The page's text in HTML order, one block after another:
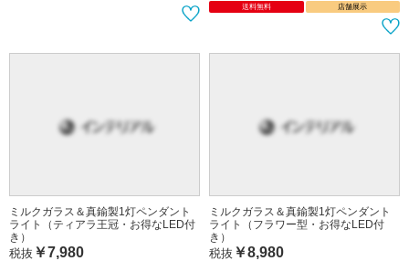
送料無料 店舗展示
ミルクガラス＆真鍮製1灯ペンダント
ライト（ティアラ王冠・お得なLED付
き）
税抜 ￥7,980
ミルクガラス＆真鍮製1灯ペンダント
ライト（フラワー型・お得なLED付
き）
税抜 ￥8,980